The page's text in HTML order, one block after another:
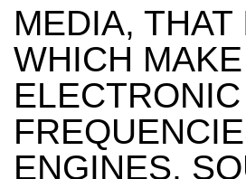
MEDIA,
WHICH
ENGINES,